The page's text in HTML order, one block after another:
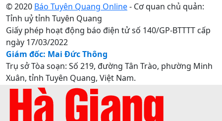
© 2020 Báo Tuyên Quang Online- Cơ quan chủ quản:
Tỉnh uỷ tỉnh Tuyên Quang
Giấy phép hoạt động báo điện tử số 140/GP-BTTTT cấp
ngày 17/03/2022
Giám đốc: Mai Đức Thông
Trụ sở Tòa soạn: Số 219, đường Tân Trào, phường Minh
Xuân, tỉnh Tuyên Quang, Việt Nam.
Điện thoại: 0207.3822820 - 0207.3817155 / Fax:
0207.3822821 - Email:
baotuyenquang.com.vn@gmail.com